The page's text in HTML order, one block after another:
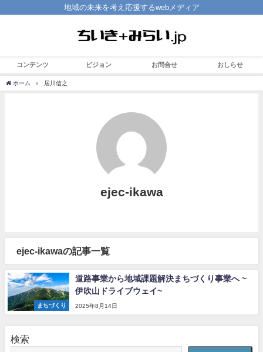
地域の未来を考え応援するwebメディア
コンテンツ ビジョン お問合せ おしらせ
ホーム 居川信之
ejec-ikawa
ejec-ikawaの記事一覧
まちづくり
道路事業から地域課題解決まちづくり事業へ ~
伊吹山ドライブウェイ~
2025年8月14日
検索